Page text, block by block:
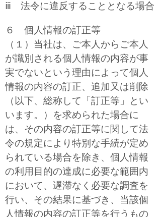
ⅲ 法令に違反することとなる場合
６ 個人情報の訂正等
（１）当社は、ご本人からご本人
が識別される個人情報の内容が事
実でないという理由によって個人
情報の内容の訂正、追加又は削除
（以下、総称して「訂正等」とい
います。）を求められた場合に
は、その内容の訂正等に関して法
令の規定により特別な手続が定め
られている場合を除き、個人情報
の利用目的の達成に必要な範囲内
において、遅滞なく必要な調査を
行い、その結果に基づき、当該個
人情報の内容の訂正等を行うもの